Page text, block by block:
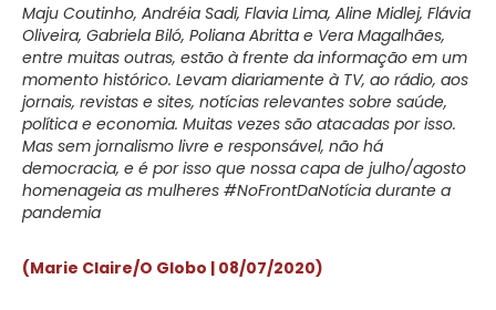
Maju Coutinho, Andréia Sadi, Flavia Lima, Aline Midlej, Flávia
Oliveira, Gabriela Biló, Poliana Abritta e Vera Magalhães,
entre muitas outras, estão à frente da informação em um
momento histórico. Levam diariamente à TV, ao rádio, aos
jornais, revistas e sites, notícias relevantes sobre saúde,
política e economia. Muitas vezes são atacadas por isso.
Mas sem jornalismo livre e responsável, não há
democracia, e é por isso que nossa capa de julho/agosto
homenageia as mulheres #NoFrontDaNotícia durante a
pandemia
(Marie Claire/O Globo | 08/07/2020)